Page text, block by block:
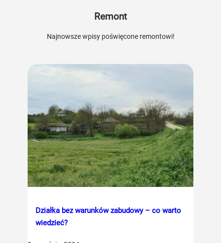
Remont
Najnowsze wpisy poświęcone remontowi!
Działka bez warunków zabudowy – co warto
wiedzieć?